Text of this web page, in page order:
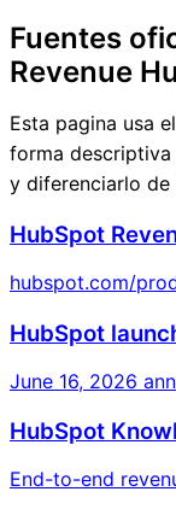
Fuentes
Revenue
Esta pagina usa
forma
y diferenciarlo de
HubSpot
hubspot.com/
HubSpot
June 16, 2026
HubSpot
End-to-end